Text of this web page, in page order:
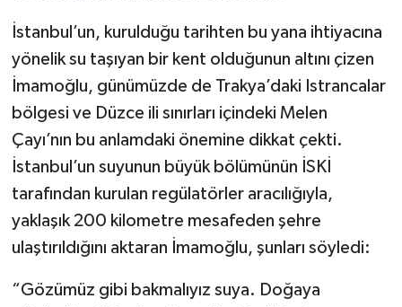
İstanbul’un, kurulduğu tarihten bu yana ihtiyacına
yönelik su taşıyan bir kent olduğunun altını çizen
İmamoğlu, günümüzde de Trakya’daki Istrancalar
bölgesi ve Düzce ili sınırları içindeki Melen
Çayı’nın bu anlamdaki önemine dikkat çekti.
İstanbul’un suyunun büyük bölümünün İSKİ
tarafından kurulan regülatörler aracılığıyla,
yaklaşık 200 kilometre mesafeden şehre
ulaştırıldığını aktaran İmamoğlu, şunları söyledi:
“Gözümüz gibi bakmalıyız suya. Doğaya